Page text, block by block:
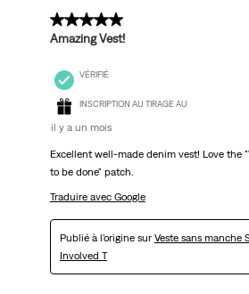
5 sur 5 étoiles.
Amazing Vest!
VÉRIFIÉ
INSCRIPTION AU TIRAGE AU
il y a un mois
Excellent well-made denim vest! Love the
to be done" patch.
Traduire avec Google
Publié à l'origine sur Veste sans manche
Involved T